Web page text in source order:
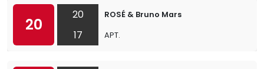
20
20
17
ROSÉ & Bruno Mars
APT.